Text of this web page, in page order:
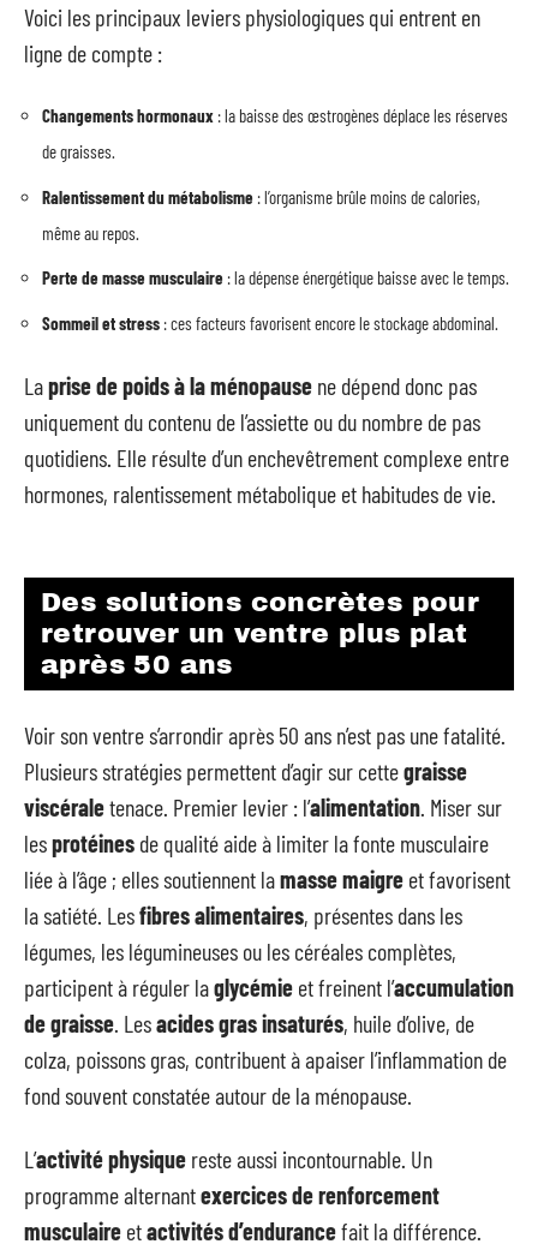
Voici les principaux leviers physiologiques qui entrent en
ligne de compte :
Changements hormonaux : la baisse des œstrogènes déplace les réserves
de graisses.
Ralentissement du métabolisme : l’organisme brûle moins de calories,
même au repos.
Perte de masse musculaire : la dépense énergétique baisse avec le temps.
Sommeil et stress : ces facteurs favorisent encore le stockage abdominal.
Laprise de poids à la ménopause ne dépend donc pas
uniquement du contenu de l’assiette ou du nombre de pas
quotidiens. Elle résulte d’un enchevêtrement complexe entre
hormones, ralentissement métabolique et habitudes de vie.
Des solutions concrètes pour
retrouver un ventre plus plat
après 50 ans
Voir son ventre s’arrondir après 50 ans n’est pas une fatalité.
Plusieurs stratégies permettent d’agir sur cettegraisse
viscéraletenace. Premier levier : l’alimentation. Miser sur
lesprotéines de qualité aide à limiter la fonte musculaire
liée à l’âge ; elles soutiennent lamasse maigre et favorisent
la satiété. Lesfibres alimentaires, présentes dans les
légumes, les légumineuses ou les céréales complètes,
participent à réguler laglycémie et freinent l’accumulation
de graisse. Lesacides gras insaturés, huile d’olive, de
colza, poissons gras, contribuent à apaiser l’inflammation de
fond souvent constatée autour de la ménopause.
L’activité physique reste aussi incontournable. Un
programme alternantexercices de renforcement
musculaire etactivités d’endurancefait la différence.